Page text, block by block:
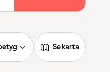
Se karta